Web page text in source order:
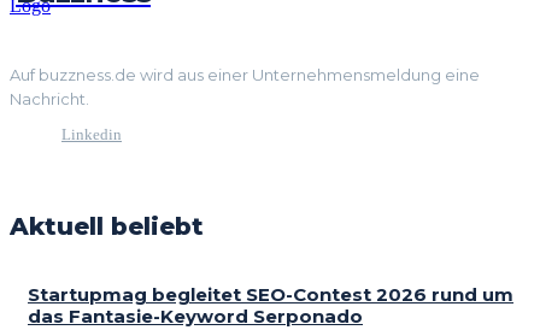
Auf buzzness.de wird aus einer Unternehmensmeldung eine
Nachricht.
Linkedin
Aktuell beliebt
Startupmag begleitet SEO-Contest 2026 rund um
das Fantasie-Keyword Serponado